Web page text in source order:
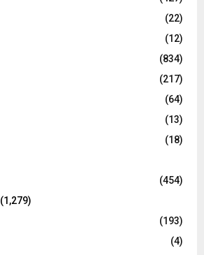
(22)
(12)
(834)
(217)
(64)
(13)
(18)
(454)
(1,279)
(193)
(4)